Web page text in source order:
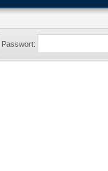
Passwort: